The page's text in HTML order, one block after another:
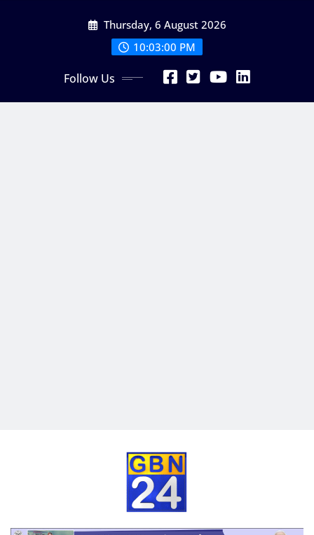
Thursday, 6 August 2026
10:03:00 PM
Follow Us